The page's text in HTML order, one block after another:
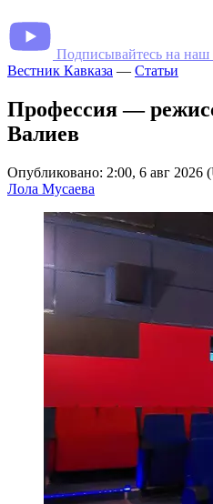
Подписывайтесь на наш
Вестник Кавказа — Статьи
Профессия —
Валиев
Опубликовано: 2:00, 6 авг 2026
Лола Мусаева